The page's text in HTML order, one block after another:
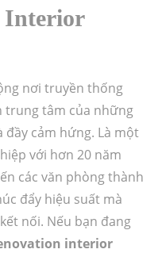
Interior
nơi truyền thống
trung tâm của những
đầy cảm hứng. Là một
với hơn 20 năm
các văn phòng thành
đẩy hiệu suất mà
nối. Nếu bạn đang
interior